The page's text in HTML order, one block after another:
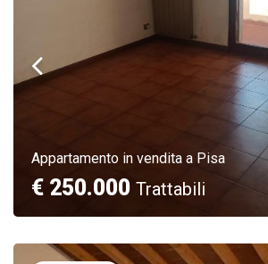
Appartamento in vendita a Pisa
€ 250.000 Trattabili